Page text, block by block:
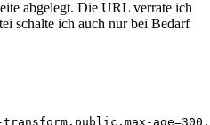
abgelegt. Die URL verrate ich
schalte ich auch nur bei Bedarf